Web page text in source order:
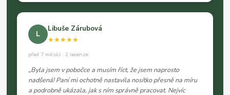
L
Libuše Zárubová
★★★★★
před 7 měsíci · 2 recenze
„Byla jsem v pobočce a musím říct, že jsem naprosto
nadšená! Paní mi ochotně nastavila nosítko přesně na míru
a podrobně ukázala, jak s ním správně pracovat. Nejvíc